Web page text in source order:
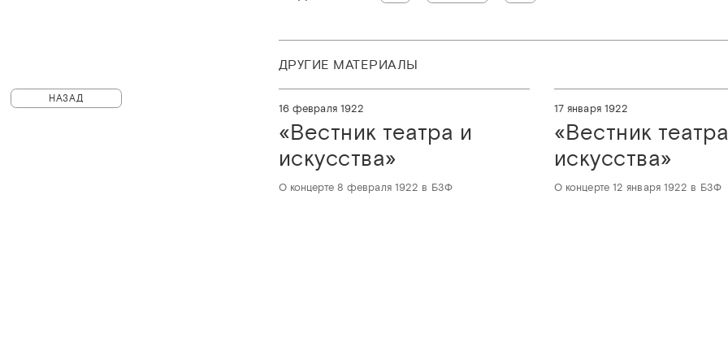
ДРУГИЕ МАТЕРИАЛЫ
17 января 1922
«‎Вестник
искусства»‎
О концерте 12 января 1922 в БЗФ
16 февраля 1922
«‎Вестник театра и
искусства»‎
О концерте 8 февраля 1922 в БЗФ
НАЗАД